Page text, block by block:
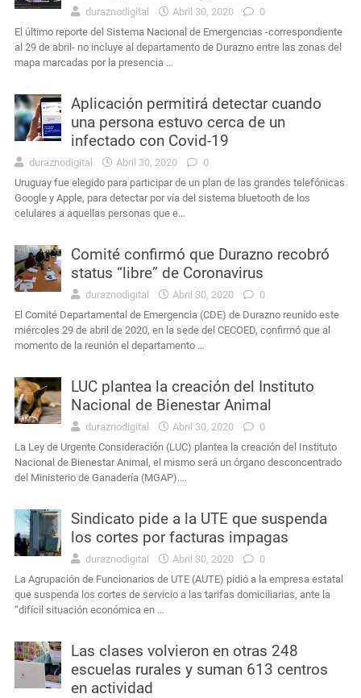
duraznodigital Abril 30, 2020
0
El último reporte del Sistema Nacional de Emergencias -correspondiente
al 29 de abril- no incluye al departamento de Durazno entre las zonas del
mapa marcadas por la presencia …
Aplicación permitirá detectar cuando
una persona estuvo cerca de un
infectado con Covid-19
duraznodigital Abril 30, 2020
0
Uruguay fue elegido para participar de un plan de las grandes telefónicas
Google y Apple, para detectar por vía del sistema bluetooth de los
celulares a aquellas personas que e…
Comité confirmó que Durazno recobró
status “libre” de Coronavirus
duraznodigital Abril 30, 2020
0
El Comité Departamental de Emergencia (CDE) de Durazno reunido este
miércoles 29 de abril de 2020, en la sede del CECOED, confirmó que al
momento de la reunión el departamento …
LUC plantea la creación del Instituto
Nacional de Bienestar Animal
duraznodigital Abril 30, 2020
0
La Ley de Urgente Consideración (LUC) plantea la creación del Instituto
Nacional de Bienestar Animal, el mismo será un órgano desconcentrado
del Ministerio de Ganadería (MGAP).…
Sindicato pide a la UTE que suspenda
los cortes por facturas impagas
duraznodigital Abril 30, 2020
0
La Agrupación de Funcionarios de UTE (AUTE) pidió a la empresa estatal
que suspenda los cortes de servicio a las tarifas domiciliarias, ante la
“difícil situación económica en …
Las clases volvieron en otras 248
escuelas rurales y suman 613 centros
en actividad